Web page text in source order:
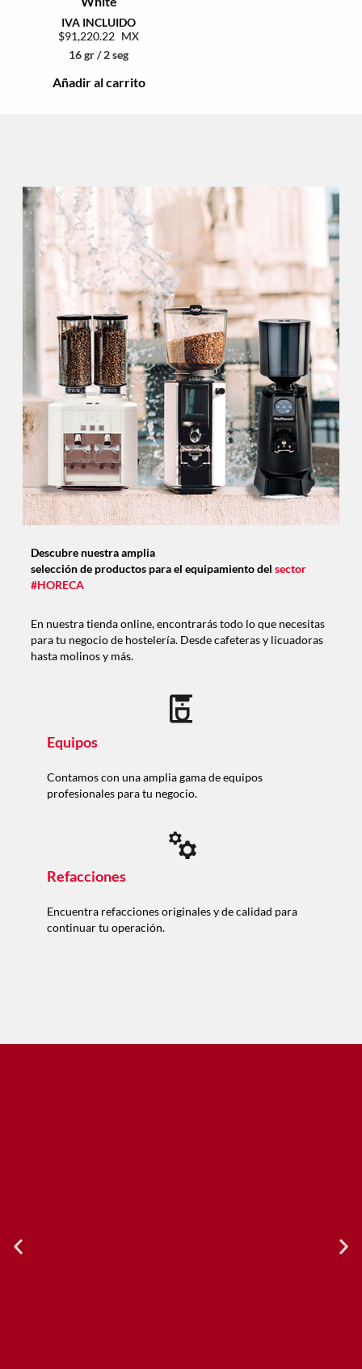
91,220.22
16 gr / 2 seg
Añadir al carrito
Descubre nuestra amplia
selección de productos para el equipamiento del sector
#HORECA
En nuestra tienda online, encontrarás todo lo que necesitas
para tu negocio de hostelería. Desde cafeteras y licuadoras
hasta molinos y más.
Equipos
Contamos con una amplia gama de equipos
profesionales para tu negocio.
Refacciones
Encuentra refacciones originales y de calidad para
continuar tu operación.